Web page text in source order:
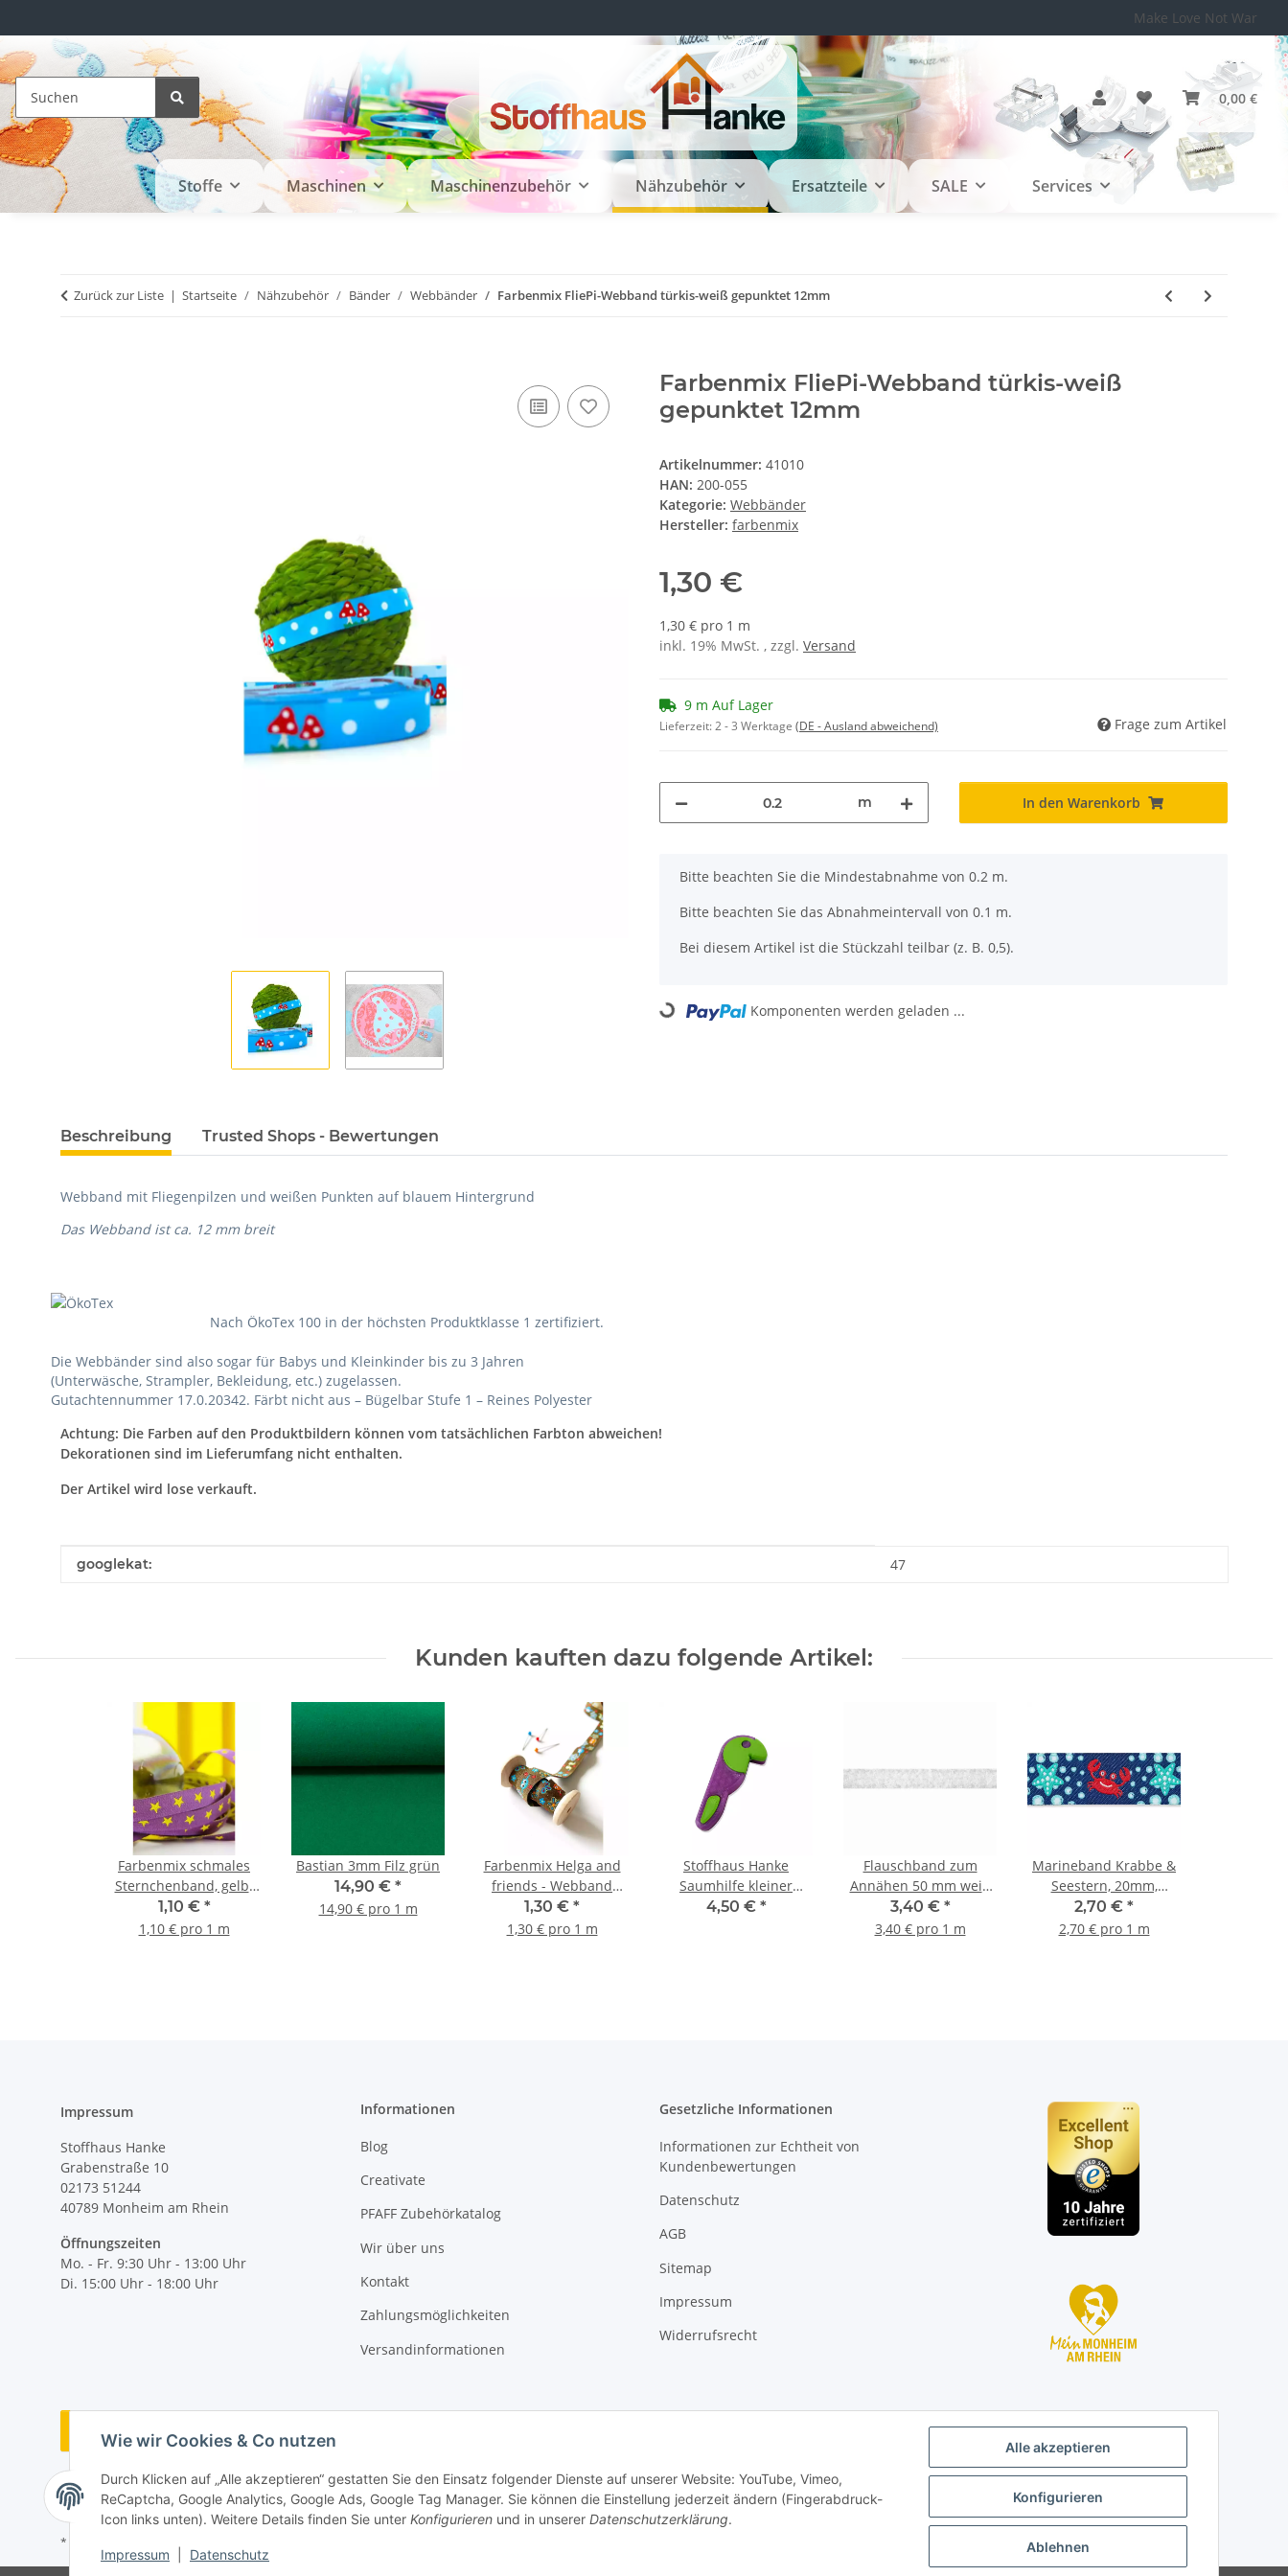
Alle akzeptieren
Konfigurieren
Ablehnen
Wie wir Cookies & Co nutzen
Durch Klicken auf „Alle akzeptieren“ gestatten Sie den Einsatz folgender Dienste auf unserer Website: YouTube, Vimeo,
ReCaptcha, Google Analytics, Google Ads, Google Tag Manager. Sie können die Einstellung jederzeit ändern (Fingerabdruck-
Icon links unten). Weitere Details finden Sie unter Konfigurieren und in unserer Datenschutzerklärung.
Impressum Datenschutz
Make Love Not War
0,00 €
Stoffe Maschinen Maschinenzubehör Nähzubehör Ersatzteile SALE Services
Zurück zur Liste Startseite Nähzubehör Bänder Webbänder Farbenmix FliePi-Webband türkis-weiß gepunktet 12mm
Farbenmix FliePi-Webband türkis-weiß
gepunktet 12mm
Artikelnummer: 41010
HAN: 200-055
Kategorie: Webbänder
Hersteller: farbenmix
1,30 €
1,30 € pro 1 m
inkl. 19% MwSt. , zzgl. Versand
9 m Auf Lager
Lieferzeit:2 - 3 Werktage (DE - Ausland abweichend) Frage zum Artikel
m In den Warenkorb
x
Bitte beachten Sie die Mindestabnahme von 0.2 m.
Bitte beachten Sie das Abnahmeintervall von 0.1 m.
Bei diesem Artikel ist die Stückzahl teilbar (z. B. 0,5).
Loading... Komponenten werden geladen ...
Beschreibung Trusted Shops - Bewertungen
Webband mit Fliegenpilzen und weißen Punkten auf blauem Hintergrund
Das Webband ist ca. 12 mm breit
Nach ÖkoTex 100 in der höchsten Produktklasse 1 zertifiziert.
Die Webbänder sind also sogar für Babys und Kleinkinder bis zu 3 Jahren
(Unterwäsche, Strampler, Bekleidung, etc.) zugelassen.
Gutachtennummer 17.0.20342. Färbt nicht aus – Bügelbar Stufe 1 – Reines Polyester
Achtung: Die Farben auf den Produktbildern können vom tatsächlichen Farbton abweichen!
Dekorationen sind im Lieferumfang nicht enthalten.
Der Artikel wird lose verkauft.
Produkteigenschaft
Wert
googlekat: 47
Kunden kauften dazu folgende Artikel:
Farbenmix schmales
Sternchenband, gelb-
lila 7mm
1,10 € *
1,10 € pro 1 m
Bastian 3mm Filz grün
14,90 € *
14,90 € pro 1 m
Farbenmix Helga and
friends - Webband
12mm
1,30 € *
1,30 € pro 1 m
Stoffhaus Hanke
Saumhilfe kleiner
Tukan lila 1 Stück
4,50 € *
Flauschband zum
Annähen 50 mm weiß
969101
3,40 € *
3,40 € pro 1 m
Marineband Krabbe &
Seestern, 20mm,
mehrfarbig
2,70 € *
2,70 € pro 1 m
Impressum
Stoffhaus Hanke
Grabenstraße 10
02173 51244
40789 Monheim am Rhein
Öffnungszeiten
Mo. - Fr. 9:30 Uhr - 13:00 Uhr
Di. 15:00 Uhr - 18:00 Uhr
Informationen
Blog
Creativate
PFAFF Zubehörkatalog
Wir über uns
Kontakt
Zahlungsmöglichkeiten
Versandinformationen
Gesetzliche Informationen
Informationen zur Echtheit von
Kundenbewertungen
Datenschutz
AGB
Sitemap
Impressum
Widerrufsrecht
Vertrag widerrufen
* Alle Preise inkl. gesetzlicher MwSt., zzgl.